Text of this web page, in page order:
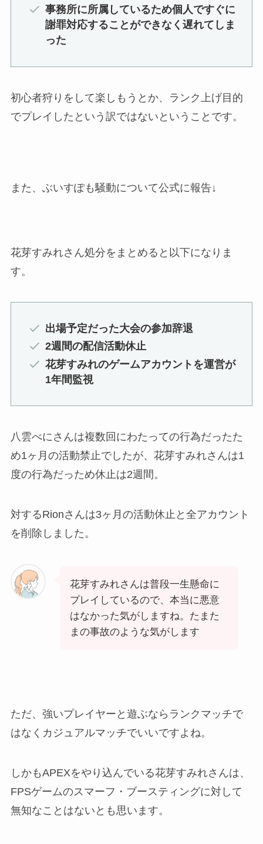
事務所に所属しているため個人ですぐに
謝罪対応することができなく遅れてしま
った
初心者狩りをして楽しもうとか、ランク上げ目的
でプレイしたという訳ではないということです。
また、ぶいすぽも騒動について公式に報告↓
花芽すみれさん処分をまとめると以下になりま
す。
出場予定だった大会の参加辞退
2週間の配信活動休止
花芽すみれのゲームアカウントを運営が
1年間監視
八雲べにさんは複数回にわたっての行為だったた
め1ヶ月の活動禁止でしたが、花芽すみれさんは1
度の行為だっため休止は2週間。
対するRionさんは3ヶ月の活動休止と全アカウント
を削除しました。
花芽すみれさんは普段一生懸命に
プレイしているので、本当に悪意
はなかった気がしますね。たまた
まの事故のような気がします
ただ、強いプレイヤーと遊ぶならランクマッチで
はなくカジュアルマッチでいいですよね。
しかもAPEXをやり込んでいる花芽すみれさんは、
FPSゲームのスマーフ・ブースティングに対して
無知なことはないとも思います。